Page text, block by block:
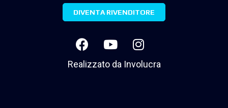
DIVENTA RIVENDITORE
Realizzato da Involucra